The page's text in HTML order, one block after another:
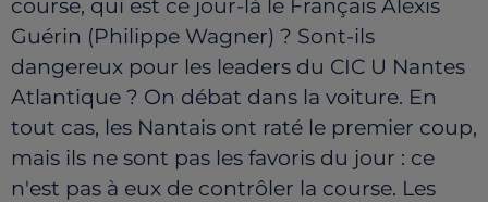
course, qui est ce jour-là le Français Alexis
Guérin (Philippe Wagner) ? Sont-ils
dangereux pour les leaders du CIC U Nantes
Atlantique ? On débat dans la voiture. En
tout cas, les Nantais ont raté le premier coup,
mais ils ne sont pas les favoris du jour : ce
n'est pas à eux de contrôler la course. Les